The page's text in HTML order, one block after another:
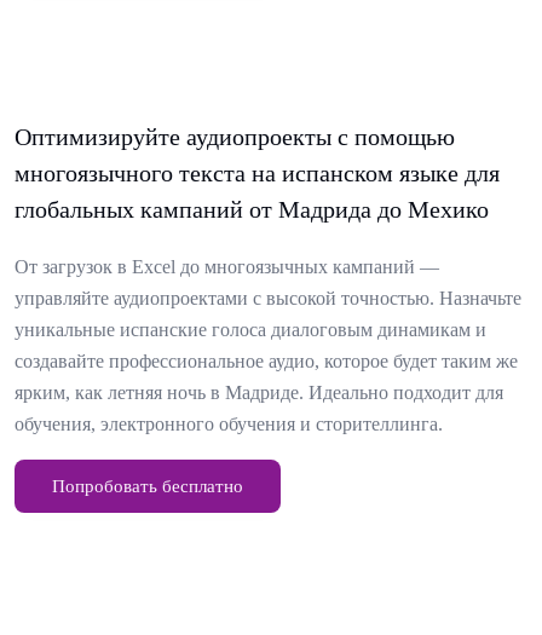
Оптимизируйте аудиопроекты с помощью
многоязычного текста на испанском языке для
глобальных кампаний от Мадрида до Мехико
От загрузок в Excel до многоязычных кампаний —
управляйте аудиопроектами с высокой точностью. Назначьте
уникальные испанские голоса диалоговым динамикам и
создавайте профессиональное аудио, которое будет таким же
ярким, как летняя ночь в Мадриде. Идеально подходит для
обучения, электронного обучения и сторителлинга.
Попробовать бесплатно